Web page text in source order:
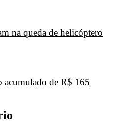
na queda de helicóptero
acumulado de R$ 165